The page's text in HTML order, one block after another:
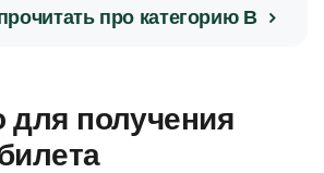
про категорию В
для получения